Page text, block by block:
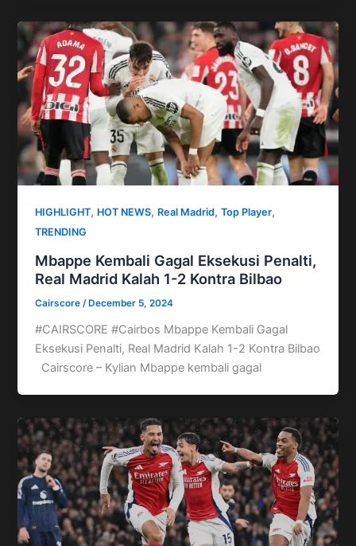
HIGHLIGHT, HOT NEWS, Real Madrid,Top Player,
TRENDING
Mbappe Kembali Gagal Eksekusi Penalti,
Real Madrid Kalah 1-2 Kontra Bilbao
Cairscore/ December 5, 2024
#CAIRSCORE #Cairbos Mbappe Kembali Gagal
Eksekusi Penalti, Real Madrid Kalah 1-2 Kontra Bilbao
Cairscore – Kylian Mbappe kembali gagal